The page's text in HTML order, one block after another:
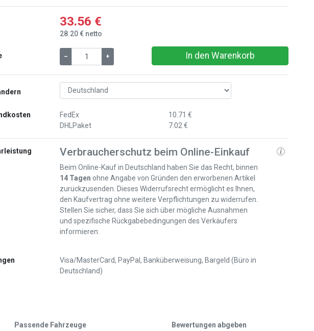
33.56 €
28.20 € netto
– + In den Warenkorb
FedEx
DHLPaket
10.71 €
7.02 €
Verbraucherschutz beim Online-Einkauf
Beim Online-Kauf in Deutschland haben Sie das Recht, binnen
14 Tagen ohne Angabe von Gründen den erworbenen Artikel
zurückzusenden. Dieses Widerrufsrecht ermöglicht es Ihnen,
den Kaufvertrag ohne weitere Verpflichtungen zu widerrufen.
Stellen Sie sicher, dass Sie sich über mögliche Ausnahmen
und spezifische Rückgabebedingungen des Verkäufers
informieren.
Visa/MasterCard, PayPal, Banküberweisung, Bargeld (Büro in
Deutschland)
Passende Fahrzeuge Bewertungen abgeben